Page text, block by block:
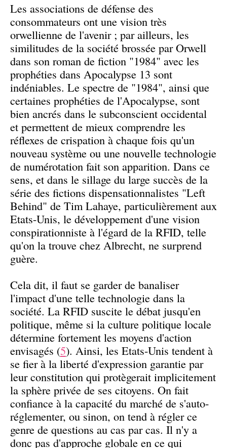
Les associations de défense des
consommateurs ont une vision très
orwellienne de l'avenir ; par ailleurs, les
similitudes de la société brossée par Orwell
dans son roman de fiction "1984" avec les
prophéties dans Apocalypse 13 sont
indéniables. Le spectre de "1984", ainsi que
certaines prophéties de l'Apocalypse, sont
bien ancrés dans le subconscient occidental
et permettent de mieux comprendre les
réflexes de crispation à chaque fois qu'un
nouveau système ou une nouvelle technologie
de numérotation fait son apparition. Dans ce
sens, et dans le sillage du large succès de la
série des fictions dispensationnalistes "Left
Behind" de Tim Lahaye, particulièrement aux
Etats-Unis, le développement d'une vision
conspirationniste à l'égard de la RFID, telle
qu'on la trouve chez Albrecht, ne surprend
guère.
Cela dit, il faut se garder de banaliser
l'impact d'une telle technologie dans la
société. La RFID suscite le débat jusqu'en
politique, même si la culture politique locale
détermine fortement les moyens d'action
envisagés (5). Ainsi, les Etats-Unis tendent à
se fier à la liberté d'expression garantie par
leur constitution qui protègerait implicitement
la sphère privée de ses citoyens. On fait
confiance à la capacité du marché de s'auto-
réglementer, ou sinon, on tend à régler ce
genre de questions au cas par cas. Il n'y a
donc pas d'approche globale en ce qui